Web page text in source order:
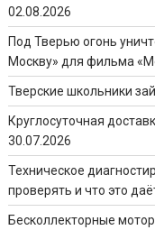
02.08.2026
Под Тверью огонь
Москву» для фильма
Тверские школьники
Круглосуточная
30.07.2026
Техническое
проверять и что это
Бесколлекторные